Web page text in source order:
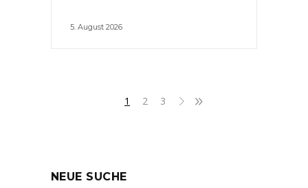
5. August 2026
1 2 3
NEUE SUCHE